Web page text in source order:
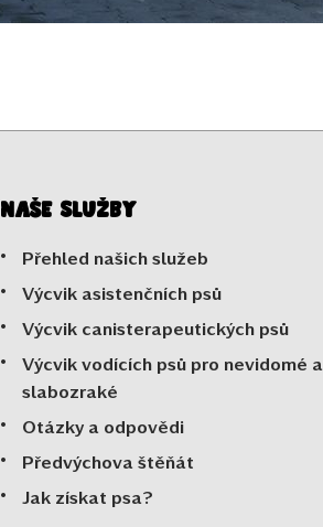
Naše služby
Přehled našich služeb
Výcvik asistenčních psů
Výcvik canisterapeutických psů
Výcvik vodících psů pro nevidomé a
slabozraké
Otázky a odpovědi
Předvýchova štěňát
Jak získat psa?